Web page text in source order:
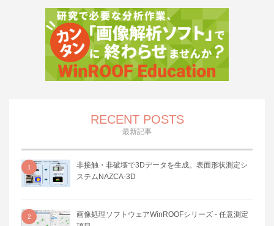
RECENT POSTS
最新記事
1
非接触・非破壊で3Dデータを生成。表面形状測定シ
ステムNAZCA-3D
2
画像処理ソフトウェアWinROOFシリーズ - 任意測定